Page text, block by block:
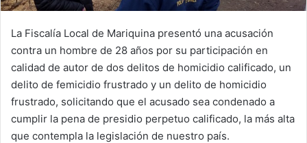
La Fiscalía Local de Mariquina presentó una acusación
contra un hombre de 28 años por su participación en
calidad de autor de dos delitos de homicidio calificado, un
delito de femicidio frustrado y un delito de homicidio
frustrado, solicitando que el acusado sea condenado a
cumplir la pena de presidio perpetuo calificado, la más alta
que contempla la legislación de nuestro país.